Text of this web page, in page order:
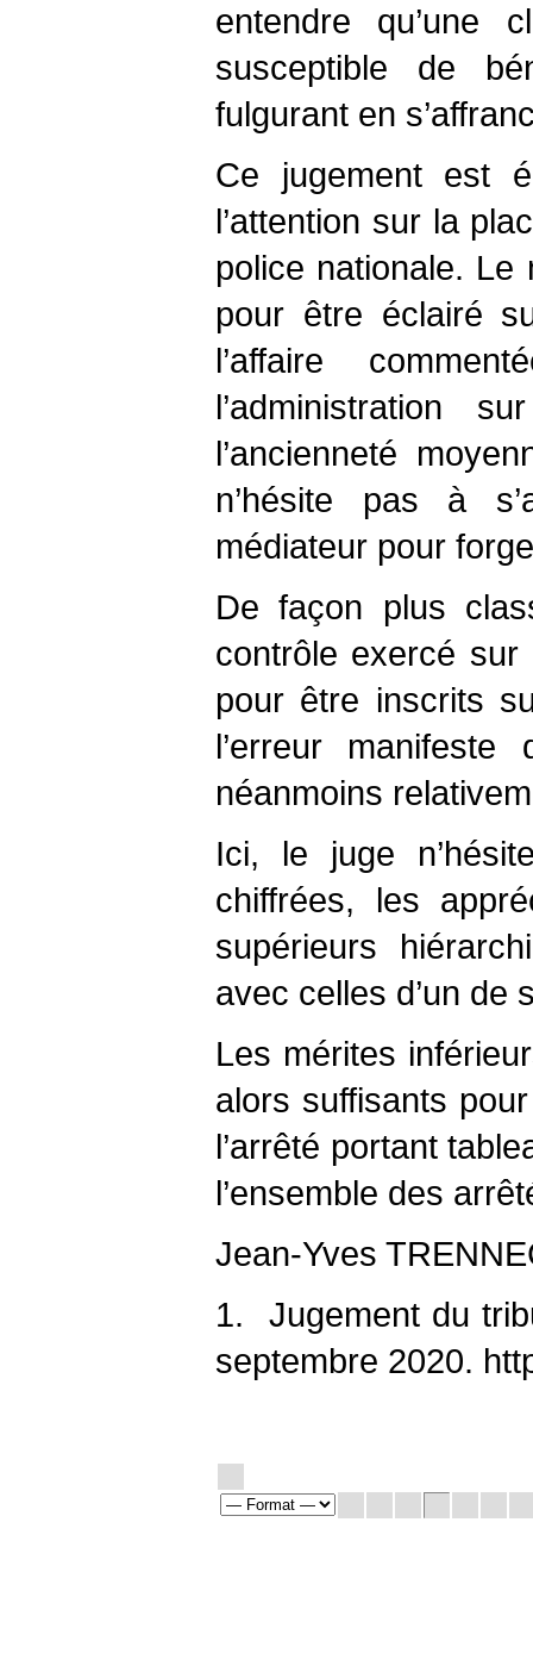
entendre qu’une
susceptible de
fulgurant en
Ce jugement est
l’attention sur la
police nationale.
pour être éclairé
l’affaire
l’administration
l’ancienneté
n’hésite pas à
médiateur pour
De façon plus
contrôle exercé
pour être inscrits
l’erreur manifeste
néanmoins
Ici, le juge
chiffrées, les
supérieurs
avec celles d’un de
Les mérites
alors suffisants
l’arrêté portant
l’ensemble des
Jean-Yves
1. Jugement du
septembre 2020.